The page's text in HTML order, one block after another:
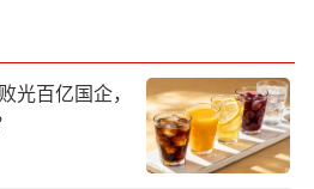
古丝绸之路的枢纽城市，
底蕴和得天独厚的自然条
基地建设部总经理朱志强
光百亿国企，